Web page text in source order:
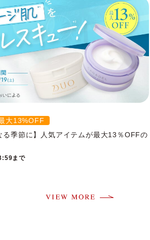
大13%OFF
る季節に】人気アイテムが最大13％OFFの
まで